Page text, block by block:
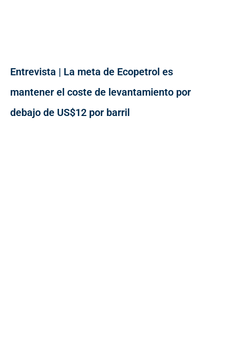
Entrevista | La meta de Ecopetrol es
mantener el coste de levantamiento por
debajo de US$12 por barril